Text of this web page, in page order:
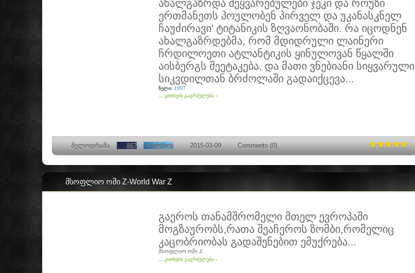
ახალგაზრდა შეყვარებულები ჯეკი და როუზი
ერთმანეთს პოულობენ პირველ და უკანასკნელ
ჩაუძირავი' ტიტანიკის ზღვაონობაში. რა იცოდნენ
ახალგაზრდებმა, რომ მდიდრული ლაინერი
ჩრდილოეთი ატლანტიკის ყინულოვან წყალში
აისბერგს შეეტაკება, და მათი ვნებიანი სიყვარული
სიკვდილთან ბრძოლაში გადაიქცევა...
წელი: 1997
კითხვის გაგრძელება »
მელოდრამა 867 bestboy 2015-03-09 Comments (0)
მსოფლიო ომი Z-World War Z
გაეროს თანამშრომელი მთელ ევროპაში
მოგზაურობს,რათა შეაჩეროს ზომბი,რომელიც
კაცობრიობას გადაშენებით ემუქრება...
მსოფლიო ომი Z
კითხვის გაგრძელება »